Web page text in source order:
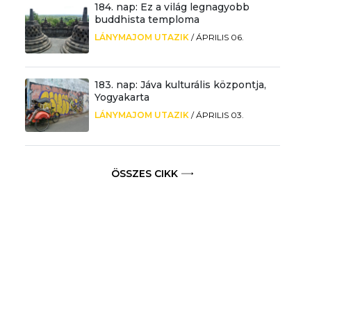
184. nap: Ez a világ legnagyobb
buddhista temploma
LÁNYMAJOM UTAZIK /ÁPRILIS 06.
183. nap: Jáva kulturális központja,
Yogyakarta
LÁNYMAJOM UTAZIK /ÁPRILIS 03.
ÖSSZES CIKK